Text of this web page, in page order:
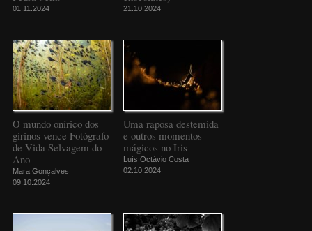
01.11.2024 21.10.2024
O mundo onírico dos
girinos vence Fotógrafo
de Vida Selvagem do
Ano
Mara Gonçalves
09.10.2024
Uma raposa destemida
e outros momentos
mágicos no Iris
Luís Octávio Costa
02.10.2024